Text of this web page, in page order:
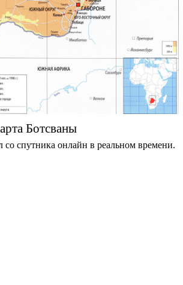
Ботсваны
со спутника онлайн в реальном времени.